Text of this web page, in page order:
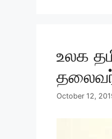
உலக
October 12,